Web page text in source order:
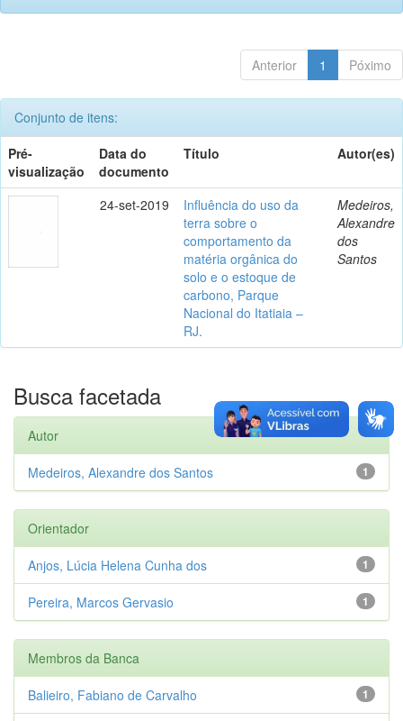
Anterior 1 Póximo
Conjunto de itens:
Pré-
visualização
Data do
documento
Título Autor(es)
24-set-2019
Influência do uso da
terra sobre o
comportamento da
matéria orgânica do
solo e o estoque de
carbono, Parque
Nacional do Itatiaia –
RJ.
Medeiros,
Alexandre
dos
Santos
Busca facetada
Autor
1
Medeiros, Alexandre dos Santos
Orientador
1
Anjos, Lúcia Helena Cunha dos
1
Pereira, Marcos Gervasio
Membros da Banca
1
Balieiro, Fabiano de Carvalho